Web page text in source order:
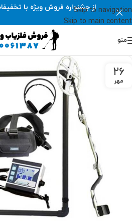
Skip to navigation
Skip to main content
از جشنواره فروش ویژه با
منو
26
مهر